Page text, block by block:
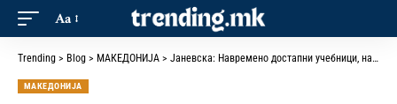
Aa
Trending > Blog > МАКЕДОНИЈА > Јаневска: Навремено достапни учебници, над 1.000 образовни асистенти, 36 капитални инвестиции
МАКЕДОНИЈА